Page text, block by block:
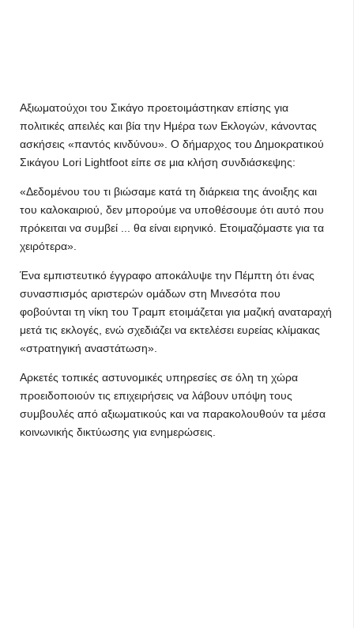
Αξιωματούχοι του Σικάγο προετοιμάστηκαν επίσης για
πολιτικές απειλές και βία την Ημέρα των Εκλογών, κάνοντας
ασκήσεις «παντός κινδύνου». Ο δήμαρχος του Δημοκρατικού
Σικάγου Lori Lightfoot είπε σε μια κλήση συνδιάσκεψης:
«Δεδομένου του τι βιώσαμε κατά τη διάρκεια της άνοιξης και
του καλοκαιριού, δεν μπορούμε να υποθέσουμε ότι αυτό που
πρόκειται να συμβεί ... θα είναι ειρηνικό. Ετοιμαζόμαστε για τα
χειρότερα».
Ένα εμπιστευτικό έγγραφο αποκάλυψε την Πέμπτη ότι ένας
συνασπισμός αριστερών ομάδων στη Μινεσότα που
φοβούνται τη νίκη του Τραμπ ετοιμάζεται για μαζική αναταραχή
μετά τις εκλογές, ενώ σχεδιάζει να εκτελέσει ευρείας κλίμακας
«στρατηγική αναστάτωση».
Αρκετές τοπικές αστυνομικές υπηρεσίες σε όλη τη χώρα
προειδοποιούν τις επιχειρήσεις να λάβουν υπόψη τους
συμβουλές από αξιωματικούς και να παρακολουθούν τα μέσα
κοινωνικής δικτύωσης για ενημερώσεις.